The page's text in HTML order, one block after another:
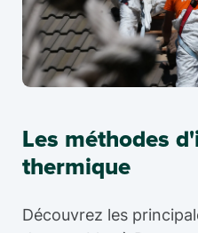
Les méthodes
thermique
Découvrez les